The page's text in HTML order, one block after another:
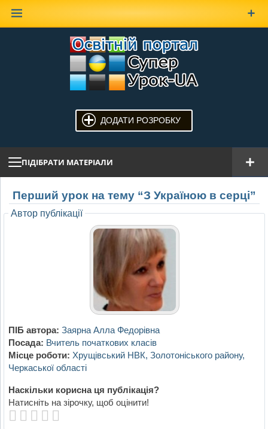
ДОДАТИ РОЗРОБКУ
ПІДІБРАТИ МАТЕРІАЛИ
Перший урок на тему “З Україною в серці”
Автор публікації
ПІБ автора: Заярна Алла Федорівна
Посада: Вчитель початкових класів
Місце роботи: Хрущівський НВК, Золотоніського району,
Черкаської області
Наскільки корисна ця публікація?
Натисніть на зірочку, щоб оцінити!